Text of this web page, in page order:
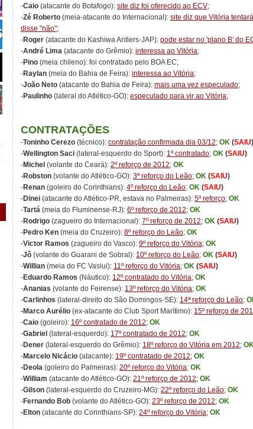
-Caio (atacante do Botafogo): site diz foi oferecido ao ECV;
-Zé Roberto (meia-atacante do Internacional): site diz que Vitória tentará
disse "não";
-Roger (atacante do Kashiwa Antlers-JAP): pode estar no 'plano B' do
-André Lima (atacante do Grêmio): interessa ao Vitória;
-Pino (meia chileno): foi contratado pelo BOA EC;
-Raylan (meia do Bahia de Feira): interessa ao Vitória;
-João Neto (atacante do Bahia de Feira): mais uma vez especulado;
-Paulinho (lateral do Atlético-GO): especulado para vir ao Vitória;
CONTRATAÇÕES
-Toninho Cerezo (técnico): contratação confirmada dia 03/12; OK (SAIU)
-Wellington Saci (lateral-esquerdo do Sport): 1º contratado; OK (SAIU)
-Michel (volante do Ceará): 2º reforço de 2012; OK
-Robston (volante do Atlético-GO): 3º reforço do Leão; OK (SAIU)
-Renan (goleiro do Corinthians): 4º reforço do Leão; OK (SAIU)
-Dinei (atacante do Atlético-PR, estava no Palmeiras): 5º reforço; OK
-Tartá (meia do Fluminense-RJ): 6º reforço de 2012; OK
-Rodrigo (zagueiro do Internacional): 7º reforço de 2012; OK (SAIU)
-Pedro Ken (meia do Cruzeiro): 8º reforço do Leão; OK
-Victor Ramos (zagueiro do Vasco): 9º reforço do Vitória; OK
-Jô (volante do Guarani de Sobral): 10º reforço do Leão; OK (SAIU)
-Willian (meia do FC Vaslui): 11º reforço do Vitória; OK (SAIU)
-Eduardo Ramos (Náutico): 12º contratado do Vitória; OK
-Ananias (volante do Feirense): 13º reforço do Vitória; OK
-Carlinhos (lateral-direito do São Domingos-SE): 14ª reforço do Leão;
-Marco Aurélio (ex-atacante do Club Sport Marítimo): 15º reforço de
-Caio (goleiro): 16º contratado de 2012; OK
-Gabriel (lateral-esquerdo): 17º contratado de 2012; OK
-Dener (lateral-esquerdo do Grêmio): 18º reforço do Vitória em 2012;
-Marcelo Nicácio (atacante): 19º contratado de 2012; OK
-Deola (goleiro do Palmeiras): 20º reforço do Vitória; OK
-William (atacante do Atlético-GO): 21º reforço de 2012; OK
-Gilson (lateral-esquerdo do Cruzeiro-MG): 22º reforço do Leão; OK
-Fernando Bob (volante do Atlético-GO): 23º reforço de 2012; OK
-Elton (atacante do Corinthians-SP): 24º reforço do Vitória; OK